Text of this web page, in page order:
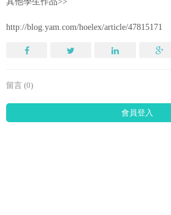
http://blog.yam.com/hoelex/article/47815171
留言 (0)
會員登入